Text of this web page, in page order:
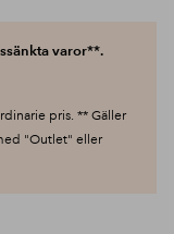
varor**.
pris. ** Gäller
"Outlet" eller